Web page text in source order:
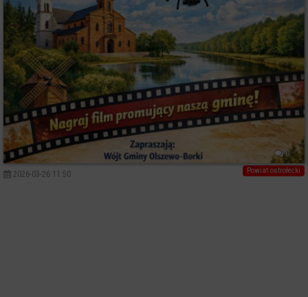
0
Powiat ostrołecki
2026-03-26 11:50